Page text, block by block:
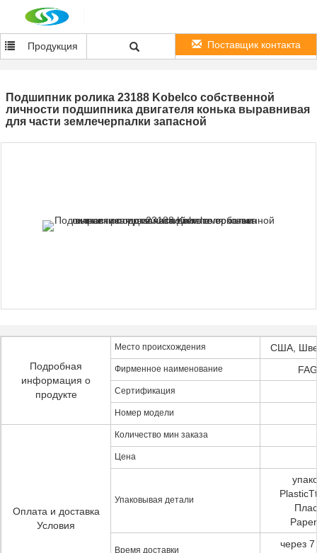
Продукция Поставщик контакта
Подшипник ролика 23188 Kobelco собственной
личности подшипника двигателя конька выравнивая
для части землечерпалки запасной
Подробная
информация о
продукте
Место происхождения США,
Фирменное наименование
Сертификация
Номер модели
Оплата и доставка
Условия
Количество мин заказа
Цена
Упаковывая детали
Время доставки
через